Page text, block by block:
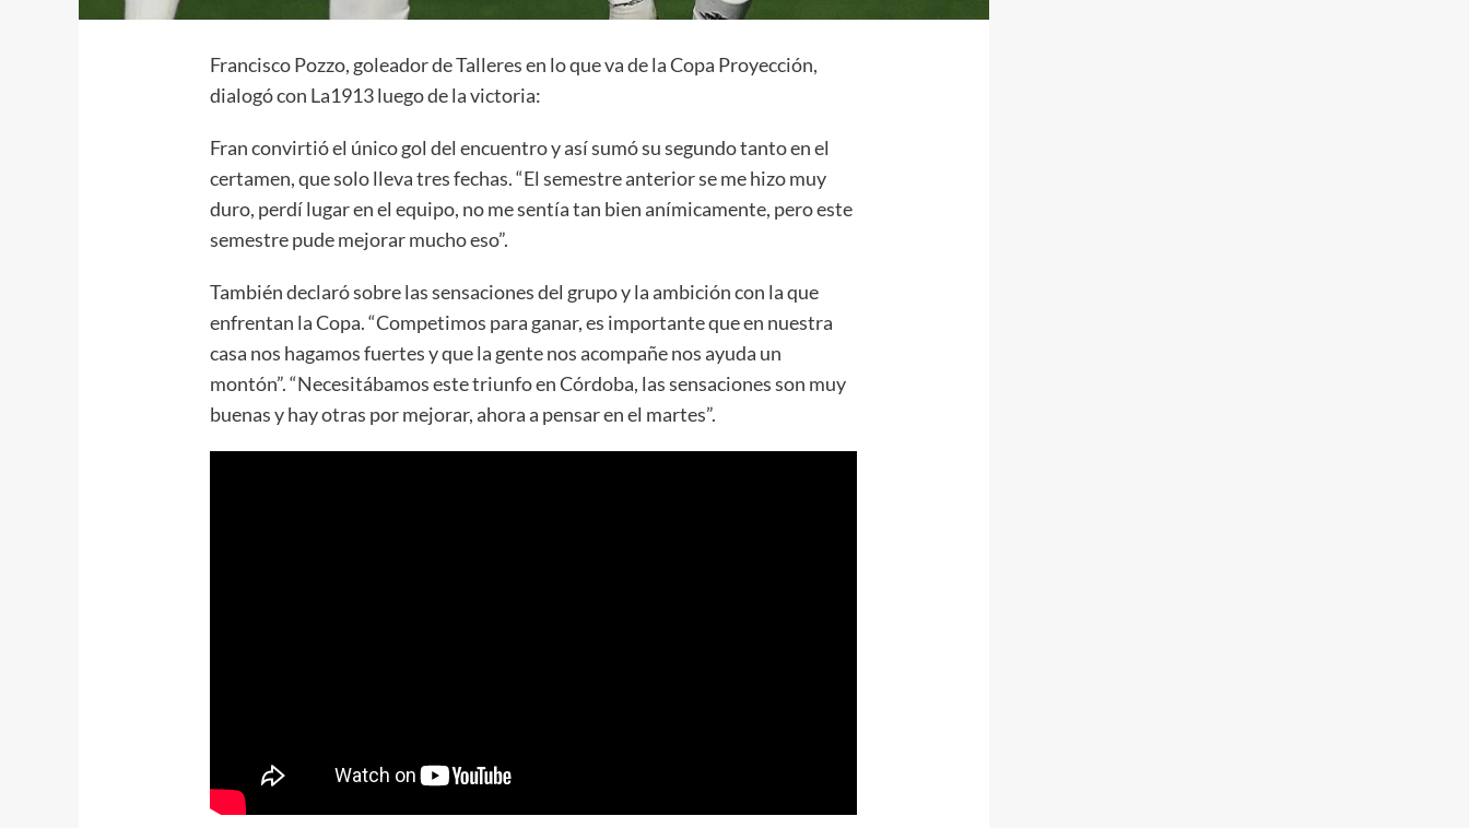
Francisco Pozzo, goleador de Talleres en lo que va de la Copa Proyección,
dialogó con La1913 luego de la victoria:
Fran convirtió el único gol del encuentro y así sumó su segundo tanto en el
certamen, que solo lleva tres fechas. “El semestre anterior se me hizo muy
duro, perdí lugar en el equipo, no me sentía tan bien anímicamente, pero este
semestre pude mejorar mucho eso”.
También declaró sobre las sensaciones del grupo y la ambición con la que
enfrentan la Copa. “Competimos para ganar, es importante que en nuestra
casa nos hagamos fuertes y que la gente nos acompañe nos ayuda un
montón”. “Necesitábamos este triunfo en Córdoba, las sensaciones son muy
buenas y hay otras por mejorar, ahora a pensar en el martes”.